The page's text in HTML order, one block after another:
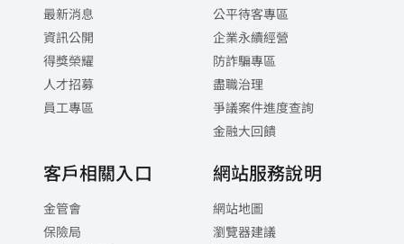
最新消息
資訊公開
得獎榮耀
人才招募
員工專區
公平待客專區
企業永續經營
防詐騙專區
盡職治理
爭議案件進度查詢
金融大回饋
客戶相關入口
金管會
保險局
網站服務說明
網站地圖
瀏覽器建議